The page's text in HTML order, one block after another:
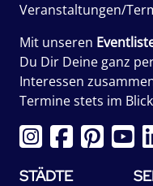
Veranstaltungen/
Mit unseren
Du Dir Deine ganz
Interessen
Termine stets im
STÄDTE